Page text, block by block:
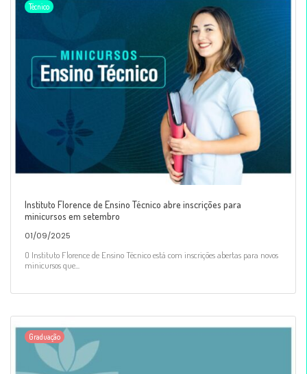
Técnico
Instituto Florence de Ensino Técnico abre inscrições para
minicursos em setembro
01/09/2025
O Instituto Florence de Ensino Técnico está com inscrições abertas para novos
minicursos que...
Graduação